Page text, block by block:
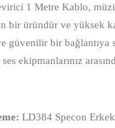
1 Metre Kablo,
bir üründür ve yüksek
güvenilir bir bağlantıya
ekipmanlarınız
LD384 Specon